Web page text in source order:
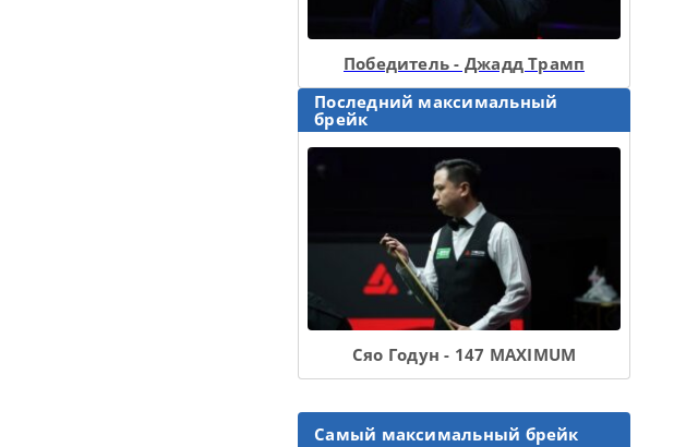
Победитель - Джадд Трамп
Последний максимальный
брейк
Сяо Годун - 147 MAXIMUM
Самый максимальный брейк